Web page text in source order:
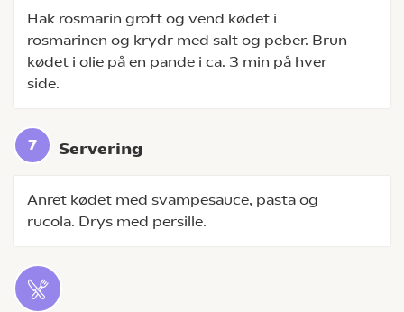
Hak rosmarin groft og vend kødet i
rosmarinen og krydr med salt og peber. Brun
kødet i olie på en pande i ca. 3 min på hver
side.
Servering
Anret kødet med svampesauce, pasta og
rucola. Drys med persille.